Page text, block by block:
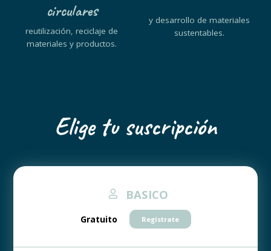
circulares
reutilización, reciclaje de
materiales y productos.
y desarrollo de materiales
sustentables.
Elige tu suscripción
BASICO
Gratuito Regístrate